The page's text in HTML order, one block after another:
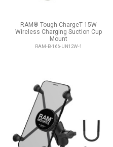
RAM® Tough-ChargeT 15W
Wireless Charging Suction Cup
Mount
RAM-B-166-UN12W-1